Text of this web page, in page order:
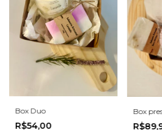
Box Duo
R$54,00
Box